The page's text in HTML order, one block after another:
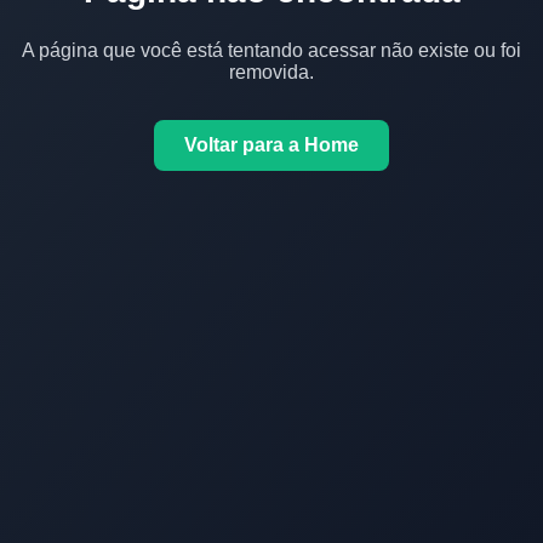
A página que você está tentando acessar não existe ou foi
removida.
Voltar para a Home